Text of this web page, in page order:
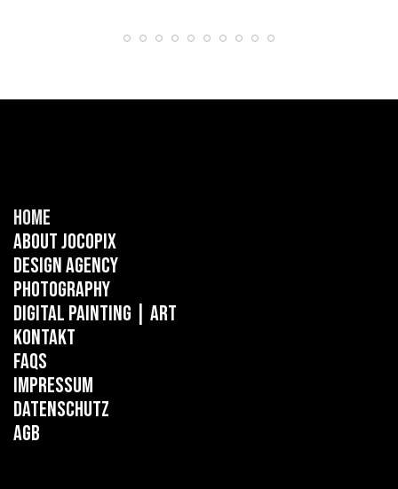
Home
About Jocopix
Design Agency
Photography
Digital Painting | ART
Kontakt
FAQs
Impressum
Datenschutz
AGB